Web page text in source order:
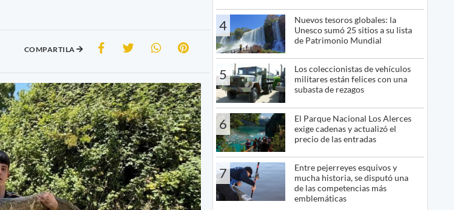
COMPARTILA
4
Nuevos tesoros globales: la
Unesco sumó 25 sitios a su lista
de Patrimonio Mundial
5
Los coleccionistas de vehículos
militares están felices con una
subasta de rezagos
6
El Parque Nacional Los Alerces
exige cadenas y actualizó el
precio de las entradas
7
Entre pejerreyes esquivos y
mucha historia, se disputó una
de las competencias más
emblemáticas